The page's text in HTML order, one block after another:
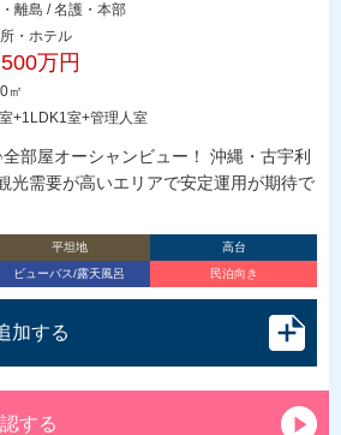
離島 / 名護・本部
・ホテル
万円
㎡
+1LDK1室+管理人室
部屋オーシャンビュー！ 沖縄・古宇利
光需要が高いエリアで安定運用が期待で
平坦地
高台
ビューバス/露天風呂 民泊向き
加する
する